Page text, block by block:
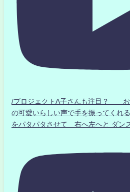
/プロジェクトA子さんも注目？
の可愛いらしい声で手を振ってくれ
をパタパタさせて 右へ左へと ダン